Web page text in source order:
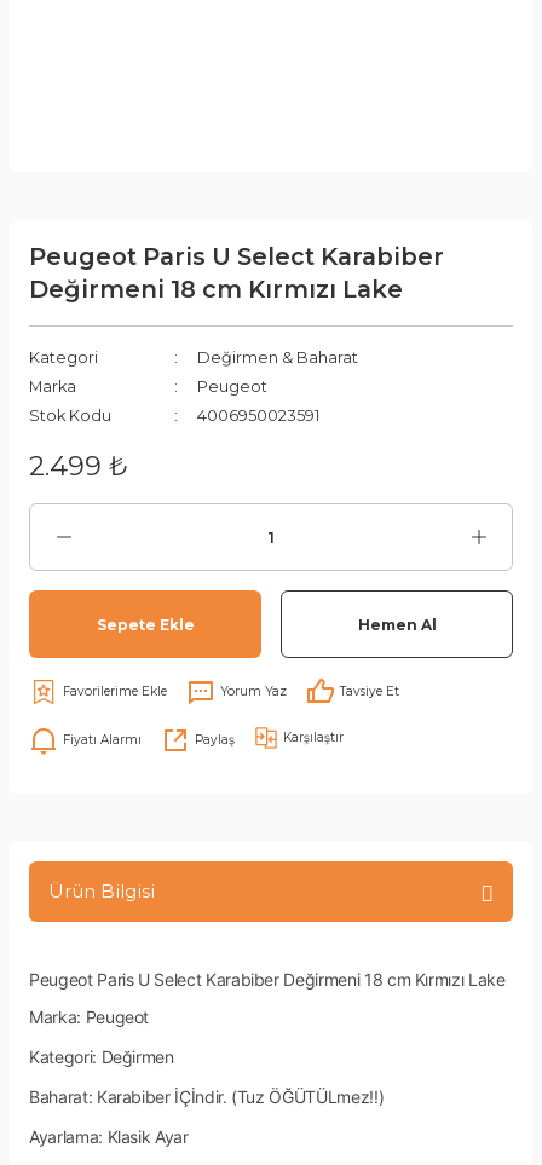
Peugeot Paris U Select Karabiber
Değirmeni 18 cm Kırmızı Lake
Kategori
Değirmen & Baharat
Marka
Peugeot
Stok Kodu
4006950023591
2.499 ₺
Sepete Ekle Hemen Al
Yorum Yaz Tavsiye Et
Fiyatı Alarmı Paylaş Karşılaştır
Ürün Bilgisi
Peugeot Paris U Select Karabiber Değirmeni 18 cm Kırmızı Lake
Marka: Peugeot
Kategori: Değirmen
Baharat: Karabiber İÇİndir. (Tuz ÖĞÜTÜLmez!!)
Ayarlama: Klasik Ayar